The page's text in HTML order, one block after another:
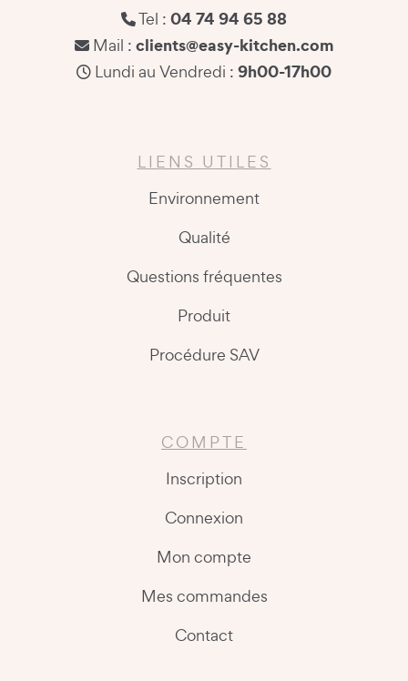
Tel : 04 74 94 65 88
Mail : clients@easy-kitchen.com
Lundi au Vendredi : 9h00-17h00
LIENS UTILES
Environnement
Qualité
Questions fréquentes
Produit
Procédure SAV
COMPTE
Inscription
Connexion
Mon compte
Mes commandes
Contact